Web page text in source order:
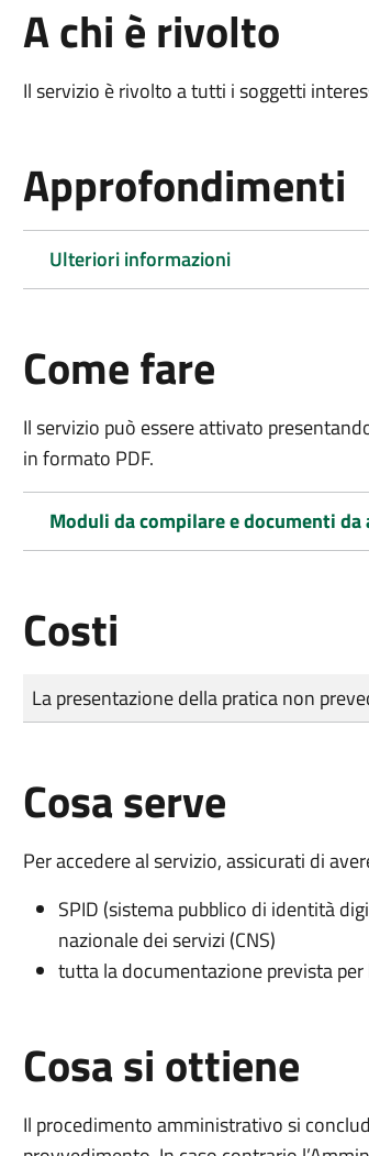
A chi è rivolto
Il servizio è rivolto a tutti i soggetti
Approfondimenti
Ulteriori informazioni
Come fare
Il servizio può essere attivato
in formato PDF.
Moduli da compilare e documenti da
Costi
Tipo di pagamento
Importo
La presentazione della pratica non
Cosa serve
Per accedere al servizio, assicurati di
SPID (sistema pubblico di identità
nazionale dei servizi (CNS)
tutta la documentazione prevista
Cosa si ottiene
Il procedimento amministrativo si